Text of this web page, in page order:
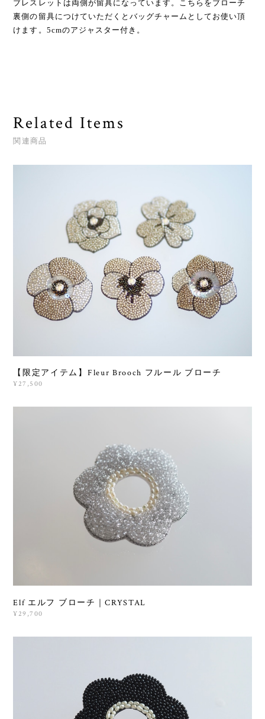
ブレスレットは両側が留具になっています。こちらをブローチ
裏側の留具につけていただくとバッグチャームとしてお使い頂
けます。5cmのアジャスター付き。
Related Items
関連商品
【限定アイテム】Fleur Brooch フルール ブローチ
¥27,500
Elf エルフ ブローチ｜CRYSTAL
¥29,700